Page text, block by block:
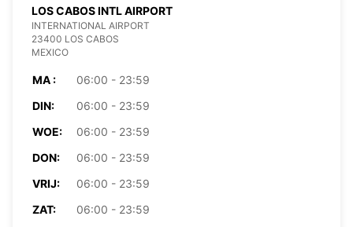
LOS CABOS INTL AIRPORT
INTERNATIONAL AIRPORT
23400 LOS CABOS
MEXICO
MA :
06:00 - 23:59
DIN:
06:00 - 23:59
WOE:
06:00 - 23:59
DON:
06:00 - 23:59
VRIJ:
06:00 - 23:59
ZAT:
06:00 - 23:59